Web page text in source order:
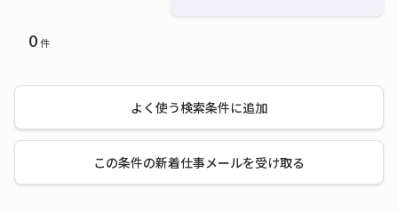
0件
よく使う検索条件に追加
この条件の新着仕事メールを受け取る